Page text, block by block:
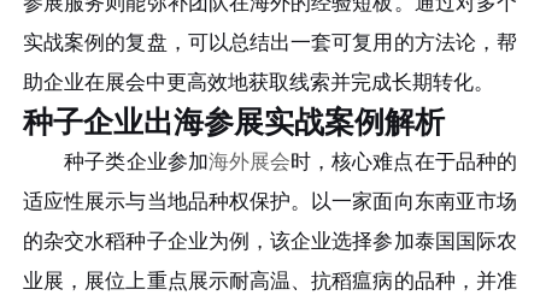
实战案例的复盘，可以总结出一套可复用的方法论，帮
助企业在展会中更高效地获取线索并完成长期转化。
种子企业出海参展实战案例解析
种子类企业参加海外展会时，核心难点在于品种的
适应性展示与当地品种权保护。以一家面向东南亚市场
的杂交水稻种子企业为例，该企业选择参加泰国国际农
业展，展位上重点展示耐高温、抗稻瘟病的品种，并准